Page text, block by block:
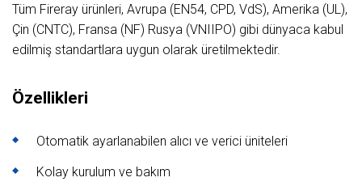
Tüm Fireray ürünleri, Avrupa (EN54, CPD, VdS), Amerika (UL),
Çin (CNTC), Fransa (NF) Rusya (VNIIPO) gibi dünyaca kabul
edilmiş standartlara uygun olarak üretilmektedir.
Özellikleri
Otomatik ayarlanabilen alıcı ve verici üniteleri
Kolay kurulum ve bakım